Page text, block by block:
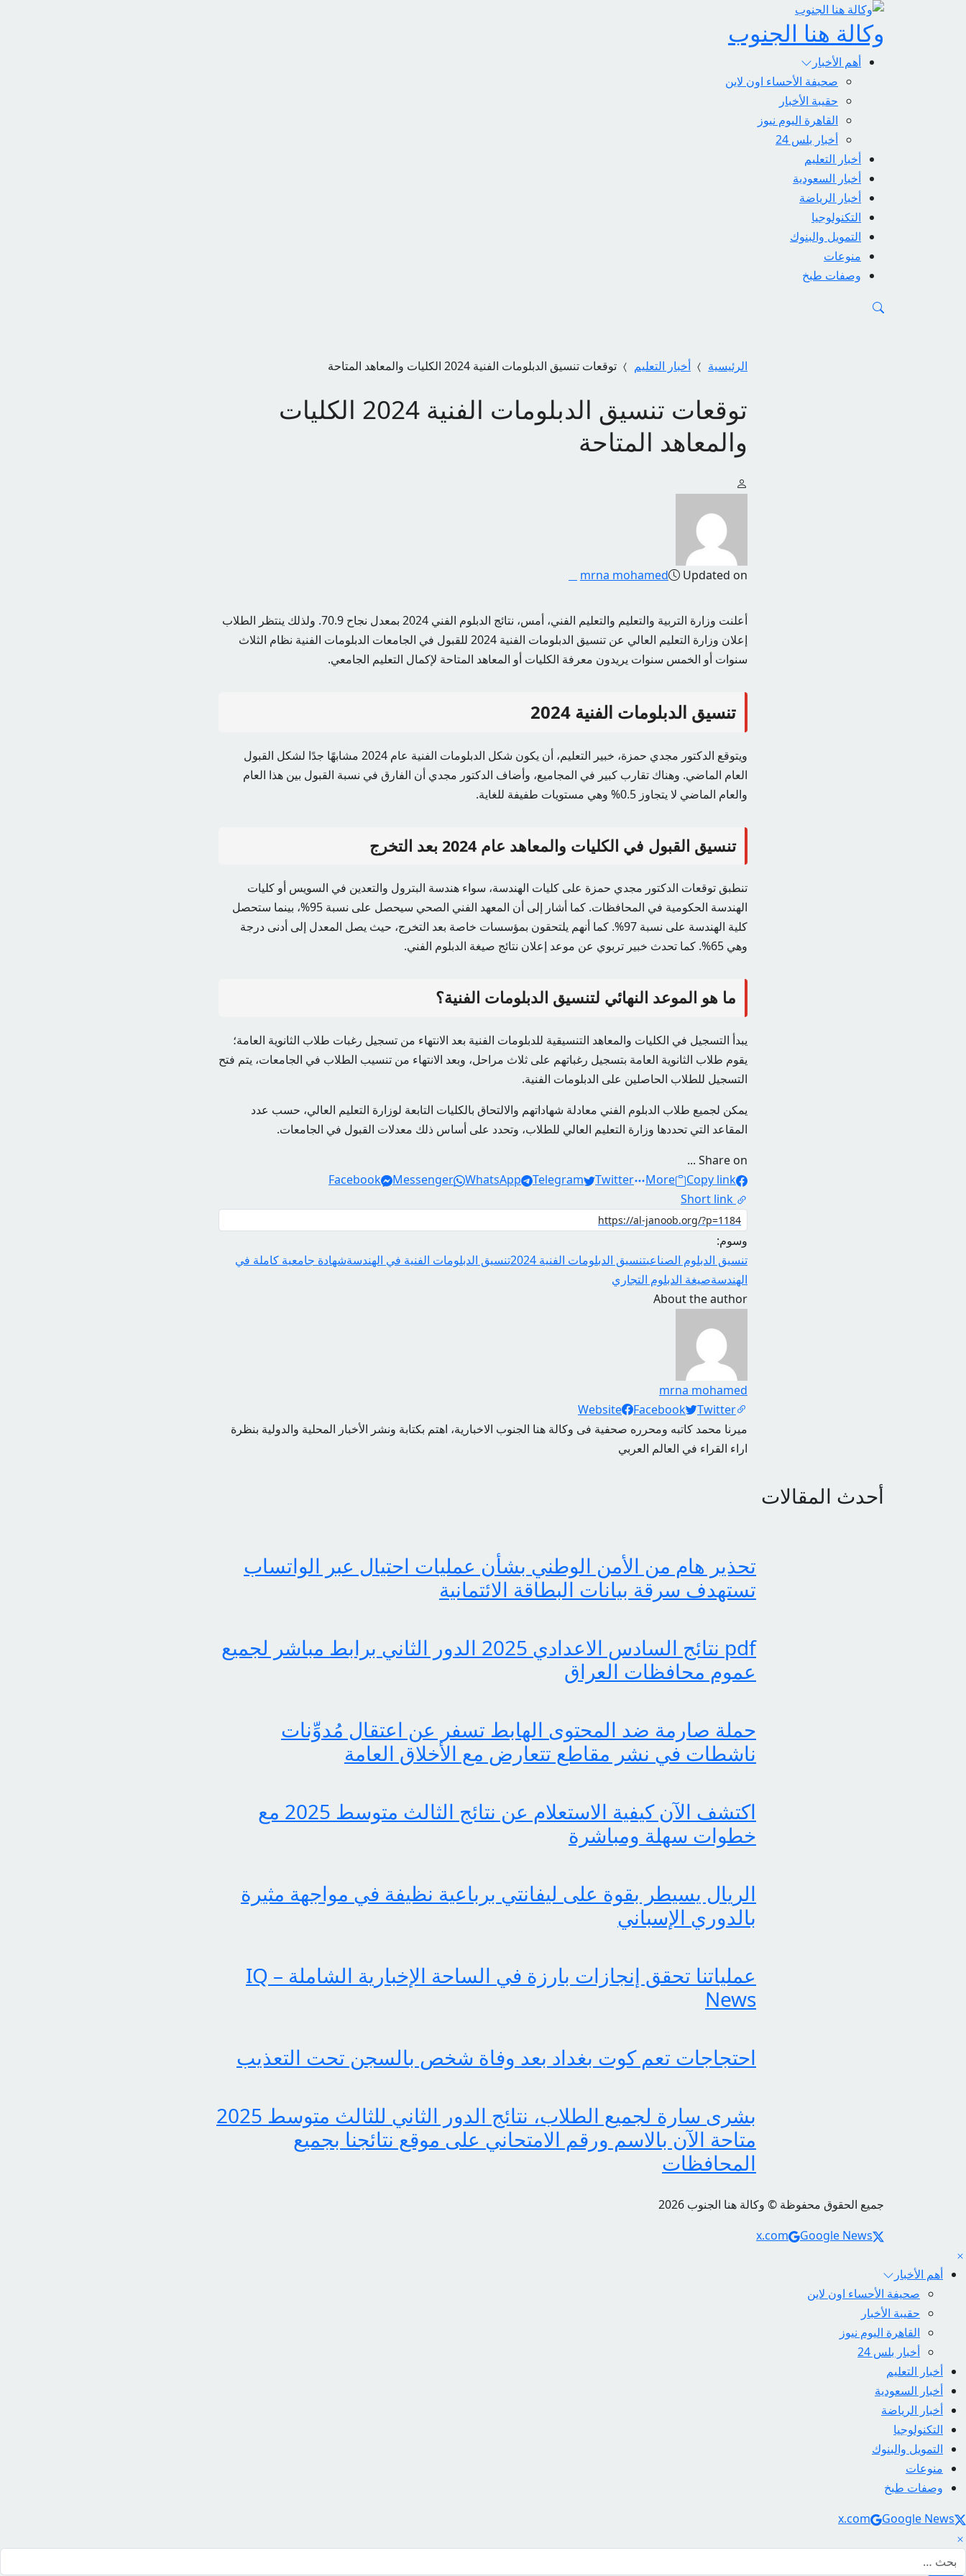
وكالة هنا الجنوب
أهم الأخبار
صحيفة الأحساء اون لاين
حقيبة الأخبار
القاهرة اليوم نيوز
أخبار بلس 24
أخبار التعليم
أخبار السعودية
أخبار الرياضة
التكنولوجيا
التمويل والبنوك
منوعات
وصفات طبخ
الرئيسية أخبار التعليم توقعات تنسيق الدبلومات الفنية 2024 الكليات والمعاهد المتاحة
توقعات تنسيق الدبلومات الفنية 2024 الكليات
والمعاهد المتاحة
mrna mohamed Updated on
أعلنت وزارة التربية والتعليم والتعليم الفني، أمس، نتائج الدبلوم الفني 2024 بمعدل نجاح 70.9. ولذلك ينتظر الطلاب
إعلان وزارة التعليم العالي عن تنسيق الدبلومات الفنية 2024 للقبول في الجامعات الدبلومات الفنية نظام الثلاث
سنوات أو الخمس سنوات يريدون معرفة الكليات أو المعاهد المتاحة لإكمال التعليم الجامعي.
تنسيق الدبلومات الفنية 2024
ويتوقع الدكتور مجدي حمزة، خبير التعليم، أن يكون شكل الدبلومات الفنية عام 2024 مشابهًا جدًا لشكل القبول
العام الماضي. وهناك تقارب كبير في المجاميع، وأضاف الدكتور مجدي أن الفارق في نسبة القبول بين هذا العام
والعام الماضي لا يتجاوز 0.5% وهي مستويات طفيفة للغاية.
تنسيق القبول في الكليات والمعاهد عام 2024 بعد التخرج
تنطبق توقعات الدكتور مجدي حمزة على كليات الهندسة، سواء هندسة البترول والتعدين في السويس أو كليات
الهندسة الحكومية في المحافظات. كما أشار إلى أن المعهد الفني الصحي سيحصل على نسبة 95%، بينما ستحصل
كلية الهندسة على نسبة 97%. كما أنهم يلتحقون بمؤسسات خاصة بعد التخرج، حيث يصل المعدل إلى أدنى درجة
وهي 65%. كما تحدث خبير تربوي عن موعد إعلان نتائج صيغة الدبلوم الفني.
ما هو الموعد النهائي لتنسيق الدبلومات الفنية؟
يبدأ التسجيل في الكليات والمعاهد التنسيقية للدبلومات الفنية بعد الانتهاء من تسجيل رغبات طلاب الثانوية العامة؛
يقوم طلاب الثانوية العامة بتسجيل رغباتهم على ثلاث مراحل، وبعد الانتهاء من تنسيب الطلاب في الجامعات، يتم فتح
التسجيل للطلاب الحاصلين على الدبلومات الفنية.
يمكن لجميع طلاب الدبلوم الفني معادلة شهاداتهم والالتحاق بالكليات التابعة لوزارة التعليم العالي، حسب عدد
المقاعد التي تحددها وزارة التعليم العالي للطلاب، وتحدد على أساس ذلك معدلات القبول في الجامعات.
Share on ...
Facebook
Messenger WhatsApp Telegram Twitter More
Copy link
Short link
وسوم:
تنسيق الدبلوم الصناعيتنسيق الدبلومات الفنية 2024 تنسيق الدبلومات الفنية في الهندسةشهادة جامعية كاملة في
الهندسةصيغة الدبلوم التجاري
About the author
mrna mohamed
Social Links
Website Facebook
Twitter
ميرنا محمد كاتبه ومحرره صحفية فى وكالة هنا الجنوب الاخبارية، اهتم بكتابة ونشر الأخبار المحلية والدولية بنظرة
اراء القراء في العالم العربي
أحدث المقالات
تحذير هام من الأمن الوطني بشأن عمليات احتيال عبر الواتساب
تستهدف سرقة بيانات البطاقة الائتمانية
pdf نتائج السادس الاعدادي 2025 الدور الثاني برابط مباشر لجميع
عموم محافظات العراق
حملة صارمة ضد المحتوى الهابط تسفر عن اعتقال مُدوِّنات
ناشطات في نشر مقاطع تتعارض مع الأخلاق العامة
اكتشف الآن كيفية الاستعلام عن نتائج الثالث متوسط 2025 مع
خطوات سهلة ومباشرة
الريال يسيطر بقوة على ليفانتي برباعية نظيفة في مواجهة مثيرة
بالدوري الإسباني
عملياتنا تحقق إنجازات بارزة في الساحة الإخبارية الشاملة – IQ
News
احتجاجات تعم كوت بغداد بعد وفاة شخص بالسجن تحت التعذيب
بشرى سارة لجميع الطلاب، نتائج الدور الثاني للثالث متوسط 2025
متاحة الآن بالاسم ورقم الامتحاني على موقع نتائجنا بجميع
المحافظات
جميع الحقوق محفوظة © وكالة هنا الجنوب 2026
Social Links
x.com Google News
أهم الأخبار
صحيفة الأحساء اون لاين
حقيبة الأخبار
القاهرة اليوم نيوز
أخبار بلس 24
أخبار التعليم
أخبار السعودية
أخبار الرياضة
التكنولوجيا
التمويل والبنوك
منوعات
وصفات طبخ
Social Links
x.com Google News
البحث عن: